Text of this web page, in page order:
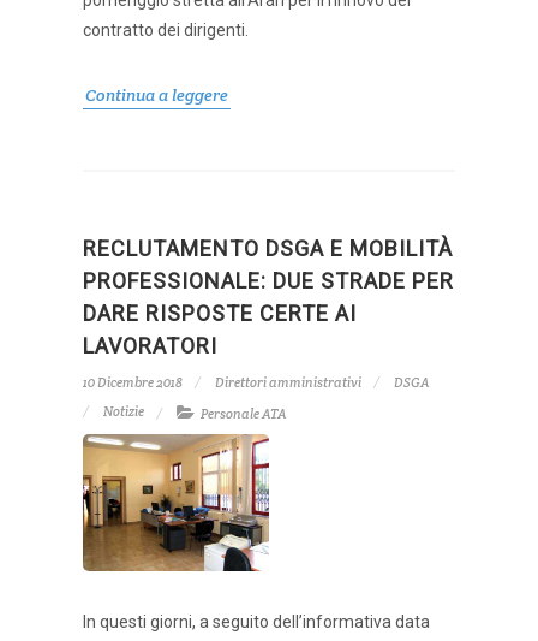
contratto dei dirigenti.
Continua a leggere
RECLUTAMENTO DSGA E MOBILITÀ
PROFESSIONALE: DUE STRADE PER
DARE RISPOSTE CERTE AI
LAVORATORI
10 Dicembre 2018 Direttori amministrativi
DSGA
Notizie
Personale ATA
In questi giorni, a seguito dell’informativa data